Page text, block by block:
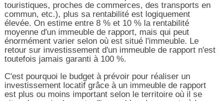
touristiques, proches de commerces, des transports en
commun, etc.), plus sa rentabilité est logiquement
élevée. On estime entre 8 % et 10 % la rentabilité
moyenne d'un immeuble de rapport, mais qui peut
énormément varier selon où est situé l'immeuble. Le
retour sur investissement d'un immeuble de rapport n'est
toutefois jamais garanti à 100 %.
C'est pourquoi le budget à prévoir pour réaliser un
investissement locatif grâce à un immeuble de rapport
est plus ou moins important selon le territoire où il se